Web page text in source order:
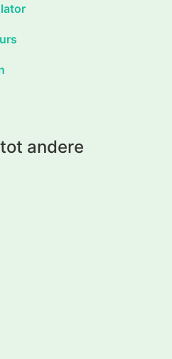
andere